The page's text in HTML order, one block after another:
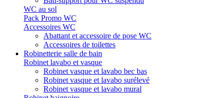
WC au sol
Pack Promo WC
Accessoires WC
Abattant et accessoire de pose WC
Accessoires de toilettes
Robinetterie salle de bain
Robinet lavabo et vasque
Robinet vasque et lavabo bec bas
Robinet vasque et lavabo surélevé
Robinet vasque et lavabo mural